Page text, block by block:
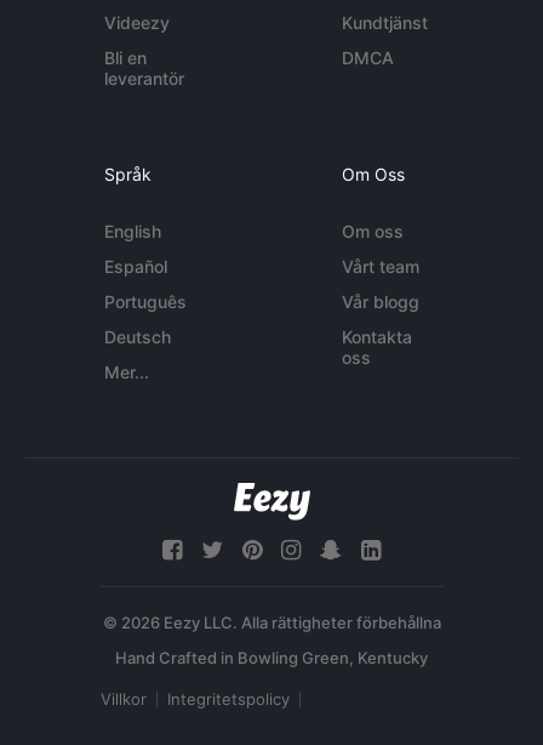
Videezy
Bli en
leverantör
Kundtjänst
DMCA
Språk
English
Español
Português
Deutsch
Mer...
Om Oss
Om oss
Vårt team
Vår blogg
Kontakta
oss
© 2026 Eezy LLC. Alla rättigheter förbehållna
Villkor Integritetspolicy